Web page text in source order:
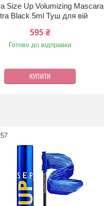
Size Up Volumizing Mascara
Black 5ml Туш для вій
595 ₴
Готово до відправки
КУПИТИ